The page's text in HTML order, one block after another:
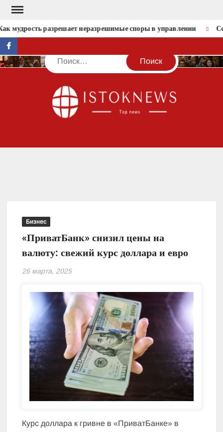
Перейти
содержимому
мудрость разрешает неразрешимые споры в управлении
facebook
Поиск
Бизнес
«ПриватБанк» снизил цены на
валюту: свежий курс доллара и евро
26 марта, 2025
Курс доллара к гривне в «ПриватБанке» в